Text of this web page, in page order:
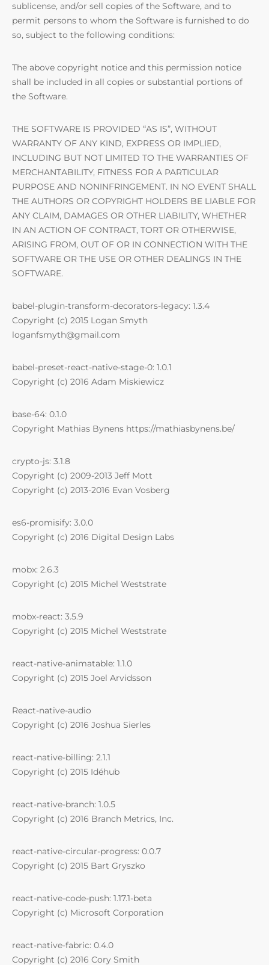
sublicense, and/or sell copies of the Software, and to
permit persons to whom the Software is furnished to do
so, subject to the following conditions:
The above copyright notice and this permission notice
shall be included in all copies or substantial portions of
the Software.
THE SOFTWARE IS PROVIDED “AS IS”, WITHOUT
WARRANTY OF ANY KIND, EXPRESS OR IMPLIED,
INCLUDING BUT NOT LIMITED TO THE WARRANTIES OF
MERCHANTABILITY, FITNESS FOR A PARTICULAR
PURPOSE AND NONINFRINGEMENT. IN NO EVENT SHALL
THE AUTHORS OR COPYRIGHT HOLDERS BE LIABLE FOR
ANY CLAIM, DAMAGES OR OTHER LIABILITY, WHETHER
IN AN ACTION OF CONTRACT, TORT OR OTHERWISE,
ARISING FROM, OUT OF OR IN CONNECTION WITH THE
SOFTWARE OR THE USE OR OTHER DEALINGS IN THE
SOFTWARE.
babel-plugin-transform-decorators-legacy: 1.3.4
Copyright (c) 2015 Logan Smyth
loganfsmyth@gmail.com
babel-preset-react-native-stage-0: 1.0.1
Copyright (c) 2016 Adam Miskiewicz
base-64: 0.1.0
Copyright Mathias Bynens https://mathiasbynens.be/
crypto-js: 3.1.8
Copyright (c) 2009-2013 Jeff Mott
Copyright (c) 2013-2016 Evan Vosberg
es6-promisify: 3.0.0
Copyright (c) 2016 Digital Design Labs
mobx: 2.6.3
Copyright (c) 2015 Michel Weststrate
mobx-react: 3.5.9
Copyright (c) 2015 Michel Weststrate
react-native-animatable: 1.1.0
Copyright (c) 2015 Joel Arvidsson
React-native-audio
Copyright (c) 2016 Joshua Sierles
react-native-billing: 2.1.1
Copyright (c) 2015 Idéhub
react-native-branch: 1.0.5
Copyright (c) 2016 Branch Metrics, Inc.
react-native-circular-progress: 0.0.7
Copyright (c) 2015 Bart Gryszko
react-native-code-push: 1.17.1-beta
Copyright (c) Microsoft Corporation
react-native-fabric: 0.4.0
Copyright (c) 2016 Cory Smith